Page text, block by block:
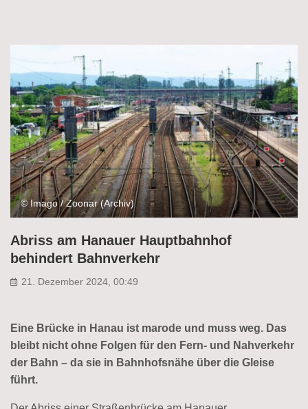
© Imago / Zoonar (Archiv)
Abriss am Hanauer Hauptbahnhof
behindert Bahnverkehr
21. Dezember 2024, 00:49
Eine Brücke in Hanau ist marode und muss weg. Das
bleibt nicht ohne Folgen für den Fern- und Nahverkehr
der Bahn – da sie in Bahnhofsnähe über die Gleise
führt.